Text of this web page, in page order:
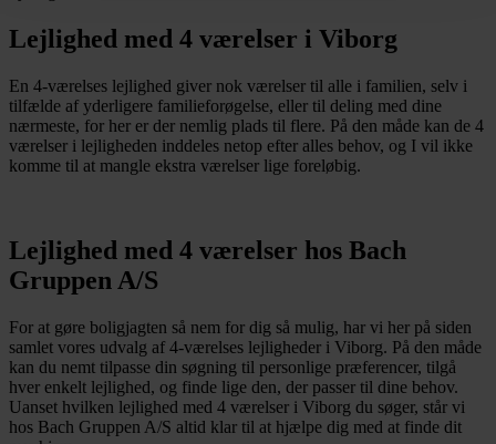
Lejlighed med 4 værelser i Viborg
En 4-værelses lejlighed giver nok værelser til alle i familien, selv i
tilfælde af yderligere familieforøgelse, eller til deling med dine
nærmeste, for her er der nemlig plads til flere. På den måde kan de 4
værelser i lejligheden inddeles netop efter alles behov, og I vil ikke
komme til at mangle ekstra værelser lige foreløbig.
Lejlighed med 4 værelser hos Bach
Gruppen A/S
For at gøre boligjagten så nem for dig så mulig, har vi her på siden
samlet vores udvalg af 4-værelses lejligheder i Viborg. På den måde
kan du nemt tilpasse din søgning til personlige præferencer, tilgå
hver enkelt lejlighed, og finde lige den, der passer til dine behov.
Uanset hvilken lejlighed med 4 værelser i Viborg du søger, står vi
hos Bach Gruppen A/S altid klar til at hjælpe dig med at finde dit